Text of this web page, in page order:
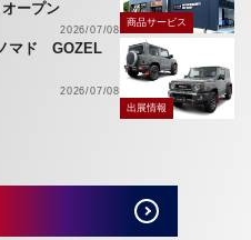
ープン
2026/07/08
商品サービス
マド GOZEL
2026/07/08
出展情報